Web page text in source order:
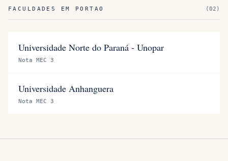
FACULDADES EM PORTAO (02 )
Universidade Norte do Paraná - Unopar
Nota MEC 3
Universidade Anhanguera
Nota MEC 3